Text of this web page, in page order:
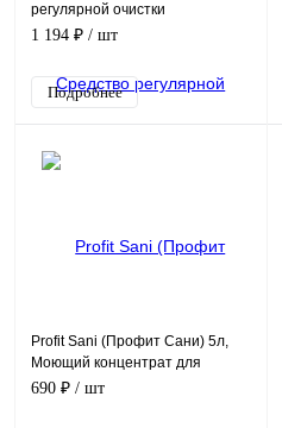
регулярной очистки
поверхностей в санитарных
эффек
1 194 ₽ / шт
Подробнее
Profit Sani (Профит Сани) 5л,
Моющий концентрат для
сантехники
690 ₽ / шт